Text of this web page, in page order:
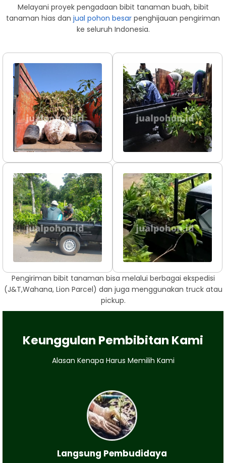
Melayani proyek pengadaan bibit tanaman buah, bibit
tanaman hias dan jual pohon besar penghijauan pengiriman
ke seluruh Indonesia.
Pengiriman bibit tanaman bisa melalui berbagai ekspedisi
(J&T,Wahana, Lion Parcel) dan juga menggunakan truck atau
pickup.
Keunggulan Pembibitan Kami
Alasan Kenapa Harus Memilih Kami
Langsung Pembudidaya